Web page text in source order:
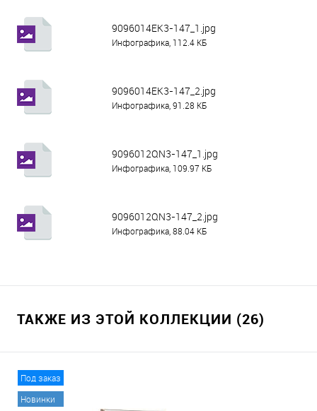
9096014EK3-147_1.jpg
Инфографика, 112.4 КБ
9096014EK3-147_2.jpg
Инфографика, 91.28 КБ
9096012QN3-147_1.jpg
Инфографика, 109.97 КБ
9096012QN3-147_2.jpg
Инфографика, 88.04 КБ
ТАКЖЕ ИЗ ЭТОЙ КОЛЛЕКЦИИ (26)
Под заказ
Новинки